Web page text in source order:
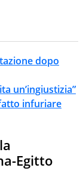
dopo
un’ingiustizia”
infuriare
Egitto